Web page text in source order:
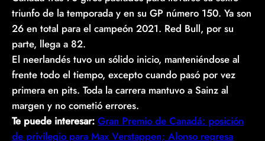
triunfo de la temporada y en su GP número 150. Ya son
26 en total para el campeón 2021. Red Bull, por su
parte, llega a 82.
El neerlandés tuvo un sólido inicio, manteniéndose al
frente todo el tiempo, excepto cuando pasó por vez
primera en pits. Toda la carrera mantuvo a Sainz al
margen y no cometió errores.
Te puede interesar: Gran Premio de Canadá: posición
de privilegio para Max Verstappen; Alonso regresa